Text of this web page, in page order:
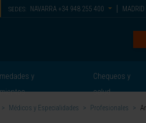
SEDES: NAVARRA +34 948 255 400 MADRID
y
Chequeos y
salud
> Médicos y Especialidades > Profesionales >